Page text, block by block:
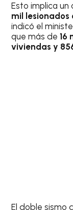
Esto implica un
mil
indicó el
que más de16
viviendas y
El doble sismo